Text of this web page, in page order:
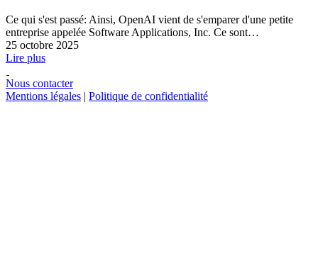
Ce qui s'est passé: Ainsi, OpenAI vient de s'emparer d'une petite
entreprise appelée Software Applications, Inc. Ce sont…
25 octobre 2025
Lire plus
Nous contacter
Mentions légales | Politique de confidentialité